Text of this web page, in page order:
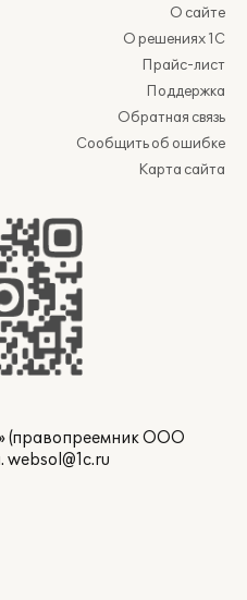
О сайте
О решениях 1С
Прайс-лист
Поддержка
Обратная связь
Сообщить об ошибке
Карта сайта
(правопреемник ООО
websol@1c.ru